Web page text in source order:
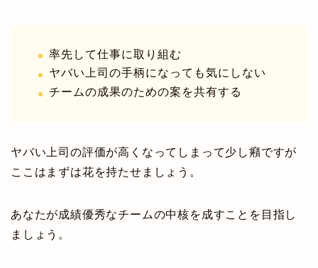
率先して仕事に取り組む
ヤバい上司の手柄になっても気にしない
チームの成果のための案を共有する
ヤバい上司の評価が高くなってしまって少し癪ですが
ここはまずは花を持たせましょう。
あなたが成績優秀なチームの中核を成すことを目指し
ましょう。